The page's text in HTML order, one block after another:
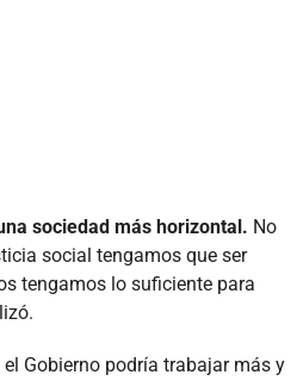
sociedad más horizontal. No
social tengamos que ser
tengamos lo suficiente para
Gobierno podría trabajar más y